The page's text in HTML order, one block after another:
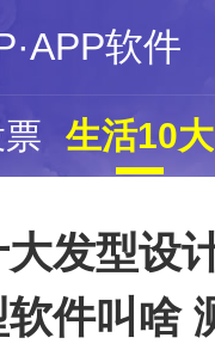
软件
生活10大
发型设
件叫啥